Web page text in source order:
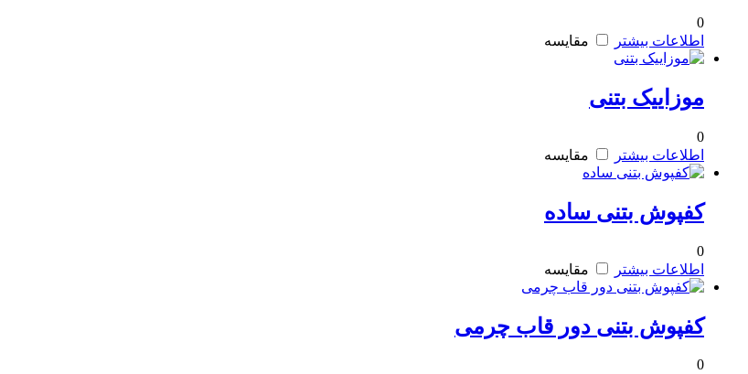
0
اطلاعات بیشتر
مقایسه
موزاییک بتنی
0
اطلاعات بیشتر
مقایسه
کفپوش بتنی ساده
0
اطلاعات بیشتر
مقایسه
کفپوش بتنی دور قاب چرمی
0